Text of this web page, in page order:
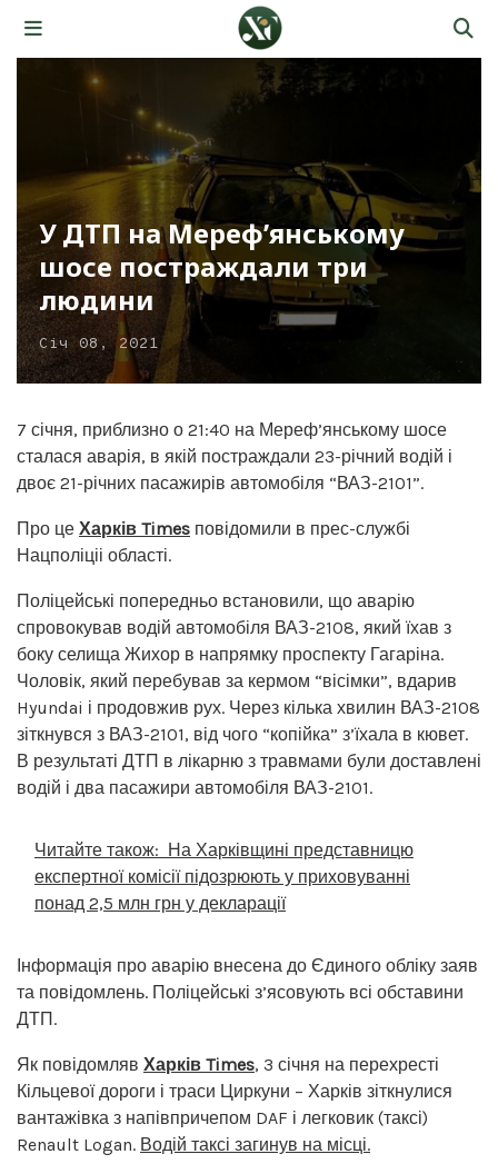
У ДТП на Мереф’янському
шосе постраждали три
людини
Січ 08, 2021
7 січня, приблизно о 21:40 на Мереф’янському шосе
сталася аварія, в якій постраждали 23-річний водій і
двоє 21-річних пасажирів автомобіля “ВАЗ-2101”.
Про це Харків Times повідомили в прес-службі
Нацполіціі області.
Поліцейські попередньо встановили, що аварію
спровокував водій автомобіля ВАЗ-2108, який їхав з
боку селища Жихор в напрямку проспекту Гагаріна.
Чоловік, який перебував за кермом “вісімки”, вдарив
Hyundai і продовжив рух. Через кілька хвилин ВАЗ-2108
зіткнувся з ВАЗ-2101, від чого “копійка” з’їхала в кювет.
В результаті ДТП в лікарню з травмами були доставлені
водій і два пасажири автомобіля ВАЗ-2101.
Читайте також: На Харківщині представницю
експертної комісії підозрюють у приховуванні
понад 2,5 млн грн у декларації
Інформація про аварію внесена до Єдиного обліку заяв
та повідомлень. Поліцейські з’ясовують всі обставини
ДТП.
Як повідомляв Харків Times, 3 січня на перехресті
Кільцевої дороги і траси Циркуни – Харків зіткнулися
вантажівка з напівпричепом DAF і легковик (таксі)
Renault Logan. Водій таксі загинув на місці.